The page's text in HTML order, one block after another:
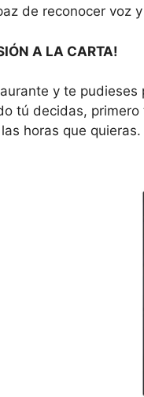
de reconocer voz
A LA CARTA!
y te
tú decidas,
horas que